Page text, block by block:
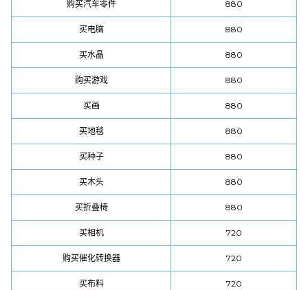
购买汽车零件 880
买电脑 880
买水晶 880
购买游戏 880
买画 880
买地毯 880
买种子 880
买木头 880
买折叠椅 880
买相机 720
购买催化转换器 720
买布料 720